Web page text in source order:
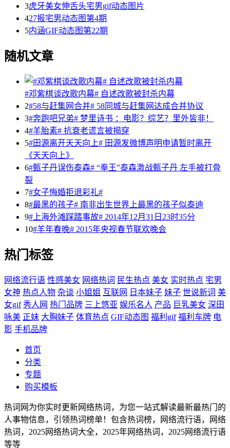
3虎牙美女伸舌头宅男gif动态图片
427报宅男动态图第4期
5内涵GIF动态图第22期
随机文章
#邓紫棋谈改歌内幕# 自述改歌被封杀内幕
2#58与赶集网合并# 58同城与赶集网达成合并协议
3#奔跑吧兄弟# 梦里诗书 ：电影？综艺？里外皆非！
4#羊胎素# 抗衰老谎言被揭穿
5#田源离开天天向上# 田源发微博声明申请暂时离开
《天天向上》
6#甄子丹误伤泰森# “拳王”泰森激战甄子丹 左手被打骨
裂
7#女子悔婚拒退彩礼#
8#最黑的孩子# 南非出生世界上最黑的孩子似泰迪
9#上海外滩踩踏事故# 2014年12月31日23时35分
10#羊年春晚# 2015年央视春节联欢晚会
热门标签
网络流行语 性感美女 网络热词 民生热点 美女 实时热点 宅男
女神 热点人物 杂谈 小姐姐 互联网 日本妹子 妹子 世说新词 美
女gif 秀人网 热门品牌 三上悠亚 娱乐名人 产品 巨乳美女 深田
咏美 正妹 大胸妹子 体育热点 GIF动态图 福利gif 福利车牌 电
影 手机品牌
首页
分类
专题
购买模板
热词网为你实时更新网络热词，为您一站式解读最新最热门的
人事物信息，引领热词榜单！包含热词榜，网络流行语，网络
热词，2025网络热词大全，2025年网络热词，2025网络流行语
等等